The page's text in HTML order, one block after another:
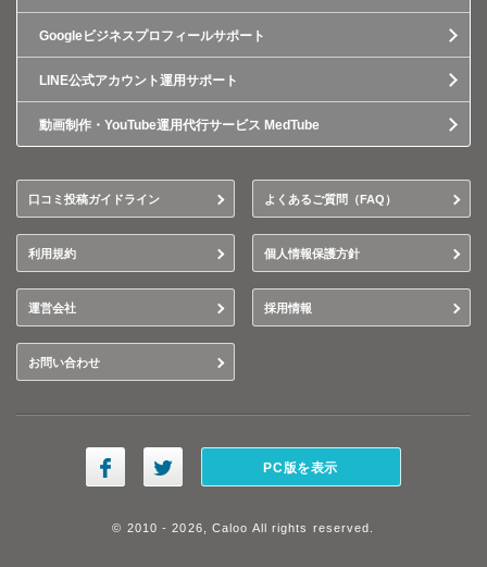
Googleビジネスプロフィールサポート
LINE公式アカウント運用サポート
動画制作・YouTube運用代行サービス MedTube
口コミ投稿ガイドライン よくあるご質問（FAQ）
利用規約 個人情報保護方針
運営会社 採用情報
お問い合わせ
PC版を表示
© 2010 - 2026, Caloo All rights reserved.